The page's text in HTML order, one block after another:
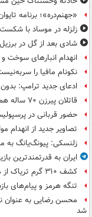
«جهنم‌دره»؛ برنامه
زلزله در موساد با شکست
شادی بعد از گل در
انهدام انبارهای سوخت
نکونام مافیا را
ادعای جدید ترامپ:
قاتلان پیرزن ۷۰ ساله همدانی با ۵۰ گرم طلا دستگیر شدند
حضور قربانی در
تصاویر جدید از انهدام
زلنسکی: پیونگ‌یانگ به
ایران به قدرتمندترین
کشف ۳۱۰ گرم تریاک از معده مسافر اتوبوس در قاینات
تنگه هرمز و پیام‌های
محسن رضایی به عنوان
شد